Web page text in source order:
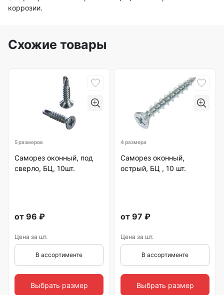
коррозии.
Схожие товары
5 размеров
Саморез оконный, под
сверло, БЦ, 10шт.
от 96 ₽
Цена за шт.
В ассортименте
Выбрать размер
4 размера
Саморез оконный,
острый, БЦ , 10 шт.
от 97 ₽
Цена за шт.
В ассортименте
Выбрать размер